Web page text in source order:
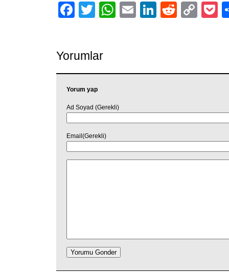
Facebook
TwitterWhatsApp
EmailLinkedIn
Reddit
Yorumlar
Yorum yap
Ad Soyad (Gerekli)
Email(Gerekli)